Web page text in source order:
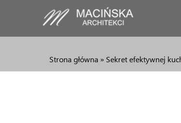
Strona główna » Sekret efektywnej